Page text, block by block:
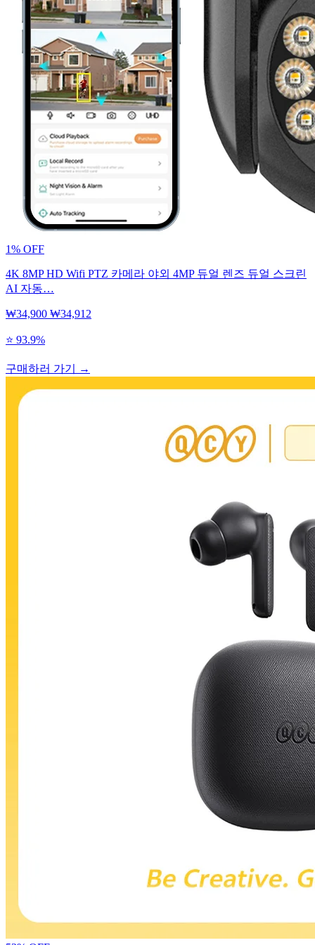
1% OFF
4K 8MP HD Wifi PTZ 카메라 야외 4MP 듀얼 렌즈 듀얼 스크린
AI 자동…
₩34,900 ₩34,912
⭐ 93.9%
구매하러 가기 →